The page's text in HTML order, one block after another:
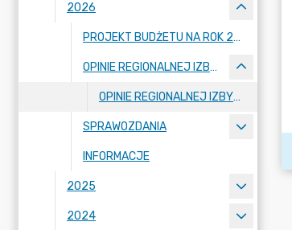
2026
PROJEKT BUDŻETU NA ROK 2026
OPINIE REGIONALNEJ IZBY OBRACHUNKOWEJ
OPINIE REGIONALNEJ IZBY OBRACHUNKOWEJ DOT. PROJEKTU BUDŻETU NA 2026 R , WPF ORAZ FINANSOWANIA DEFICYTU
SPRAWOZDANIA
INFORMACJE
2025
2024